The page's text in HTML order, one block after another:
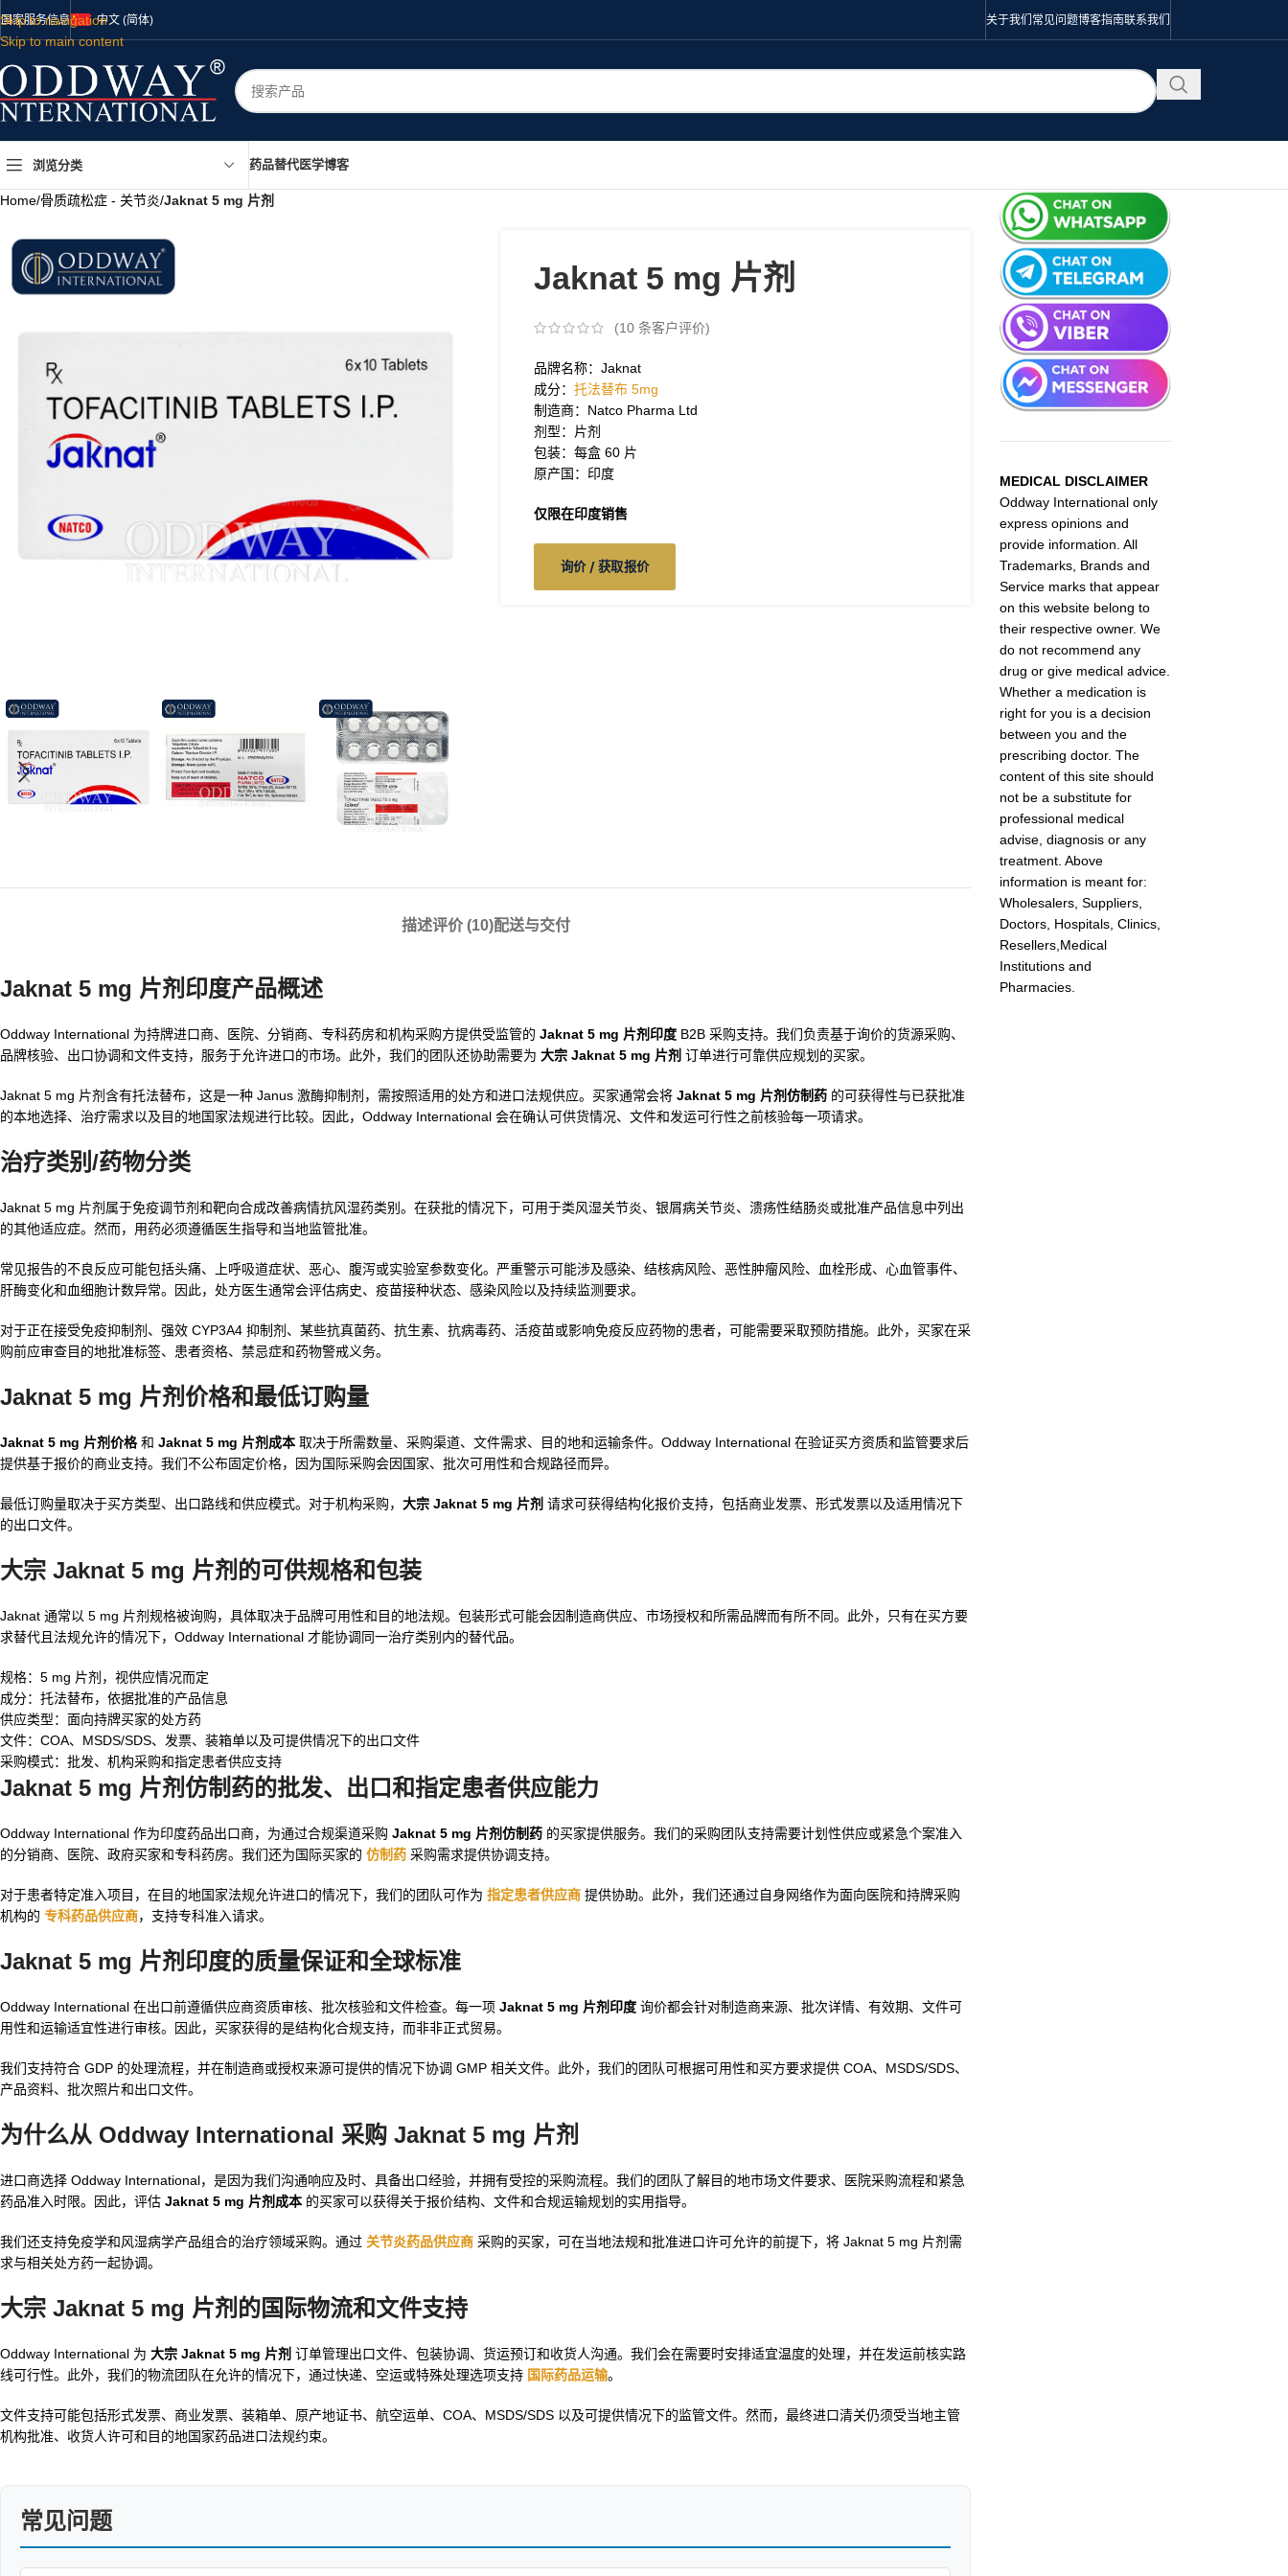
Skip to navigation
Skip to main content
国家服务信息 中文 (简体) 关于我们 常见问题博客指南联系我们
浏览分类 药品替代医学博客
Home/骨质疏松症 - 关节炎/Jaknat 5 mg 片剂
Jaknat 5 mg 片剂
(10条客户评价)
品牌名称：Jaknat
成分： 托法替布 5mg
制造商：Natco Pharma Ltd
剂型：片剂
包装：每盒 60 片
原产国：印度
仅限在印度销售
询价 / 获取报价
描述评价 (10)配送与交付
Jaknat 5 mg 片剂印度产品概述
Oddway International 为持牌进口商、医院、分销商、专科药房和机构采购方提供受监管的 Jaknat 5 mg 片剂印度 B2B 采购支持。我们负责基于询价的货源采购、
品牌核验、出口协调和文件支持，服务于允许进口的市场。此外，我们的团队还协助需要为 大宗 Jaknat 5 mg 片剂 订单进行可靠供应规划的买家。
Jaknat 5 mg 片剂含有托法替布，这是一种 Janus 激酶抑制剂，需按照适用的处方和进口法规供应。买家通常会将 Jaknat 5 mg 片剂仿制药 的可获得性与已获批准
的本地选择、治疗需求以及目的地国家法规进行比较。因此，Oddway International 会在确认可供货情况、文件和发运可行性之前核验每一项请求。
治疗类别/药物分类
Jaknat 5 mg 片剂属于免疫调节剂和靶向合成改善病情抗风湿药类别。在获批的情况下，可用于类风湿关节炎、银屑病关节炎、溃疡性结肠炎或批准产品信息中列出
的其他适应症。然而，用药必须遵循医生指导和当地监管批准。
常见报告的不良反应可能包括头痛、上呼吸道症状、恶心、腹泻或实验室参数变化。严重警示可能涉及感染、结核病风险、恶性肿瘤风险、血栓形成、心血管事件、
肝酶变化和血细胞计数异常。因此，处方医生通常会评估病史、疫苗接种状态、感染风险以及持续监测要求。
对于正在接受免疫抑制剂、强效 CYP3A4 抑制剂、某些抗真菌药、抗生素、抗病毒药、活疫苗或影响免疫反应药物的患者，可能需要采取预防措施。此外，买家在采
购前应审查目的地批准标签、患者资格、禁忌症和药物警戒义务。
Jaknat 5 mg 片剂价格和最低订购量
Jaknat 5 mg 片剂价格和 Jaknat 5 mg 片剂成本 取决于所需数量、采购渠道、文件需求、目的地和运输条件。Oddway International 在验证买方资质和监管要求后
提供基于报价的商业支持。我们不公布固定价格，因为国际采购会因国家、批次可用性和合规路径而异。
最低订购量取决于买方类型、出口路线和供应模式。对于机构采购， 大宗 Jaknat 5 mg 片剂 请求可获得结构化报价支持，包括商业发票、形式发票以及适用情况下
的出口文件。
大宗 Jaknat 5 mg 片剂的可供规格和包装
Jaknat 通常以 5 mg 片剂规格被询购，具体取决于品牌可用性和目的地法规。包装形式可能会因制造商供应、市场授权和所需品牌而有所不同。此外，只有在买方要
求替代且法规允许的情况下，Oddway International 才能协调同一治疗类别内的替代品。
规格：5 mg 片剂，视供应情况而定
成分：托法替布，依据批准的产品信息
供应类型：面向持牌买家的处方药
文件：COA、MSDS/SDS、发票、装箱单以及可提供情况下的出口文件
采购模式：批发、机构采购和指定患者供应支持
Jaknat 5 mg 片剂仿制药的批发、出口和指定患者供应能力
Oddway International 作为印度药品出口商，为通过合规渠道采购 Jaknat 5 mg 片剂仿制药 的买家提供服务。我们的采购团队支持需要计划性供应或紧急个案准入
的分销商、医院、政府买家和专科药房。我们还为国际买家的 仿制药 采购需求提供协调支持。
对于患者特定准入项目，在目的地国家法规允许进口的情况下，我们的团队可作为 指定患者供应商 提供协助。此外，我们还通过自身网络作为面向医院和持牌采购
机构的 专科药品供应商，支持专科准入请求。
Jaknat 5 mg 片剂印度的质量保证和全球标准
Oddway International 在出口前遵循供应商资质审核、批次核验和文件检查。每一项 Jaknat 5 mg 片剂印度 询价都会针对制造商来源、批次详情、有效期、文件可
用性和运输适宜性进行审核。因此，买家获得的是结构化合规支持，而非非正式贸易。
我们支持符合 GDP 的处理流程，并在制造商或授权来源可提供的情况下协调 GMP 相关文件。此外，我们的团队可根据可用性和买方要求提供 COA、MSDS/SDS、
产品资料、批次照片和出口文件。
为什么从 Oddway International 采购 Jaknat 5 mg 片剂
进口商选择 Oddway International，是因为我们沟通响应及时、具备出口经验，并拥有受控的采购流程。我们的团队了解目的地市场文件要求、医院采购流程和紧急
药品准入时限。因此，评估 Jaknat 5 mg 片剂成本 的买家可以获得关于报价结构、文件和合规运输规划的实用指导。
我们还支持免疫学和风湿病学产品组合的治疗领域采购。通过 关节炎药品供应商 采购的买家，可在当地法规和批准进口许可允许的前提下，将 Jaknat 5 mg 片剂需
求与相关处方药一起协调。
大宗 Jaknat 5 mg 片剂的国际物流和文件支持
Oddway International 为 大宗 Jaknat 5 mg 片剂 订单管理出口文件、包装协调、货运预订和收货人沟通。我们会在需要时安排适宜温度的处理，并在发运前核实路
线可行性。此外，我们的物流团队在允许的情况下，通过快递、空运或特殊处理选项支持 国际药品运输。
文件支持可能包括形式发票、商业发票、装箱单、原产地证书、航空运单、COA、MSDS/SDS 以及可提供情况下的监管文件。然而，最终进口清关仍须受当地主管
机构批准、收货人许可和目的地国家药品进口法规约束。
常见问题
MEDICAL DISCLAIMER
Oddway International only
express opinions and
provide information. All
Trademarks, Brands and
Service marks that appear
on this website belong to
their respective owner. We
do not recommend any
drug or give medical advice.
Whether a medication is
right for you is a decision
between you and the
prescribing doctor. The
content of this site should
not be a substitute for
professional medical
advise, diagnosis or any
treatment. Above
information is meant for:
Wholesalers, Suppliers,
Doctors, Hospitals, Clinics,
Resellers,Medical
Institutions and
Pharmacies.